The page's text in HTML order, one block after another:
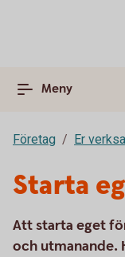
Meny
Företag Er
Starta
Att starta eget
och utmanande.